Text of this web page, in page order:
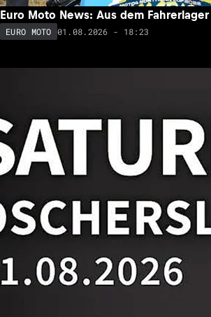
Euro Moto News: Aus dem
EURO MOTO 01.08.2026 - 18:23